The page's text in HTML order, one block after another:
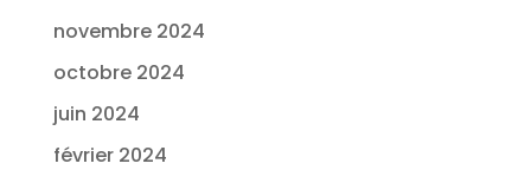
novembre 2024
octobre 2024
juin 2024
février 2024